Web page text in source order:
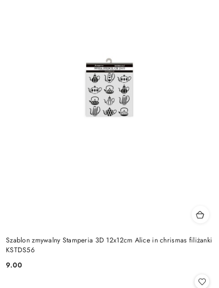
Szablon zmywalny Stamperia 3D 12x12cm Alice in chrismas filiżanki
KSTDS56
Cena:
9.00